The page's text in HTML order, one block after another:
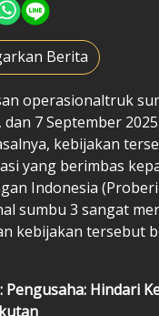
Berita
operasionaltruk
dan 7 September
kebijakan
yang berimbas
Indonesia
sumbu 3 sangat
kebijakan tersebut
Pengusaha: Hindari